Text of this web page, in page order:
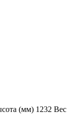
(мм) 1232 Вес